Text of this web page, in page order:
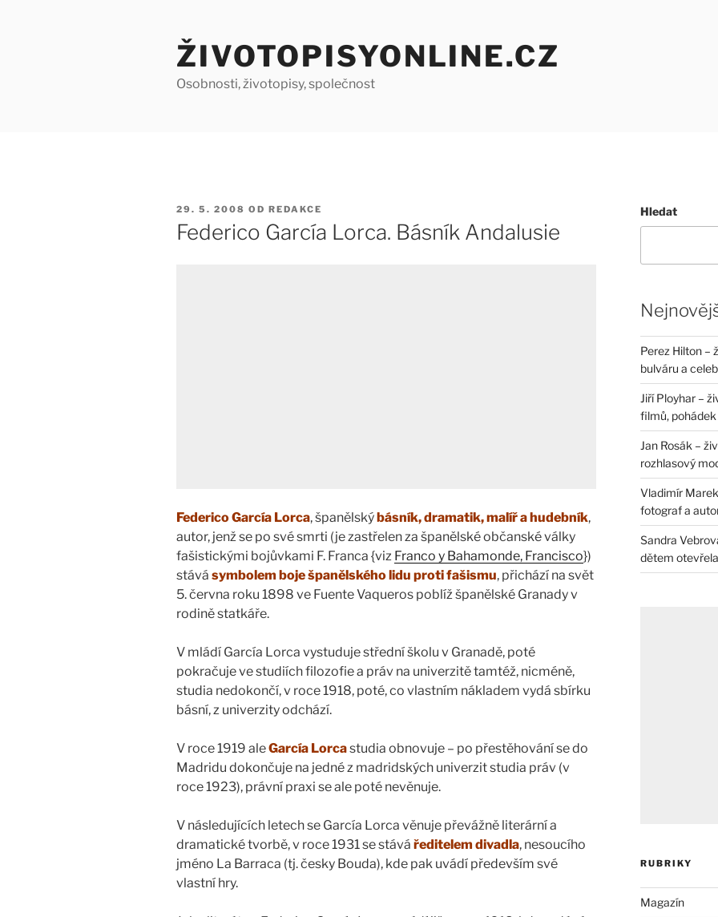
ŽIVOTOPISYONLINE.CZ
Osobnosti, životopisy, společnost
PUBLIKOVÁNO
29. 5. 2008 OD REDAKCE
Federico García Lorca. Básník Andalusie
Federico García Lorca, španělský básník, dramatik, malíř a hudebník,
autor, jenž se po své smrti (je zastřelen za španělské občanské války
fašistickými bojůvkami F. Franca {viz Franco y Bahamonde, Francisco})
stává symbolem boje španělského lidu proti fašismu, přichází na svět
5. června roku 1898 ve Fuente Vaqueros poblíž španělské Granady v
rodině statkáře.
V mládí García Lorca vystuduje střední školu v Granadě, poté
pokračuje ve studiích filozofie a práv na univerzitě tamtéž, nicméně,
studia nedokončí, v roce 1918, poté, co vlastním nákladem vydá sbírku
básní, z univerzity odchází.
V roce 1919 aleGarcía Lorcastudia obnovuje – po přestěhování se do
Madridu dokončuje na jedné z madridských univerzit studia práv (v
roce 1923), právní praxi se ale poté nevěnuje.
V následujících letech se García Lorca věnuje převážně literární a
dramatické tvorbě, v roce 1931 se stává ředitelem divadla, nesoucího
jméno La Barraca (tj. česky Bouda), kde pak uvádí především své
vlastní hry.
Hledat
Perez Hilton –
bulváru a
Jiří Ployhar –
filmů, pohádek
Jan Rosák –
rozhlasový
Vladimír
fotograf a
Sandra
dětem
RUBRIKY
Magazín